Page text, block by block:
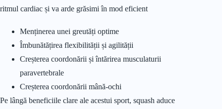
ritmul cardiac și va arde grăsimi în mod eficient
Menținerea unei greutăți optime
Îmbunătățirea flexibilității și agilității
Creșterea coordonării și întărirea musculaturii
paravertebrale
Creșterea coordonării mână-ochi
Pe lângă beneficiile clare ale acestui sport, squash aduce